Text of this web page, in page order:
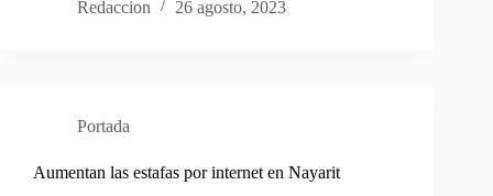
Redaccion
26 agosto, 2023
Portada
Aumentan las estafas por internet en Nayarit